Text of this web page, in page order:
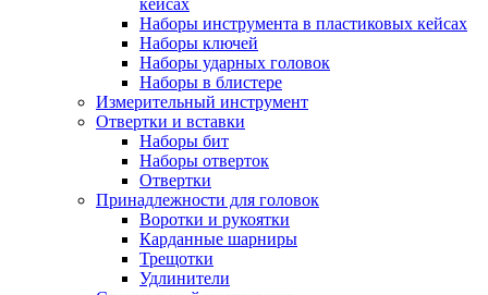
кейсах
Наборы инструмента в пластиковых кейсах
Наборы ключей
Наборы ударных головок
Наборы в блистере
Измерительный инструмент
Отвертки и вставки
Наборы бит
Наборы отверток
Отвертки
Принадлежности для головок
Воротки и рукоятки
Карданные шарниры
Трещотки
Удлинители